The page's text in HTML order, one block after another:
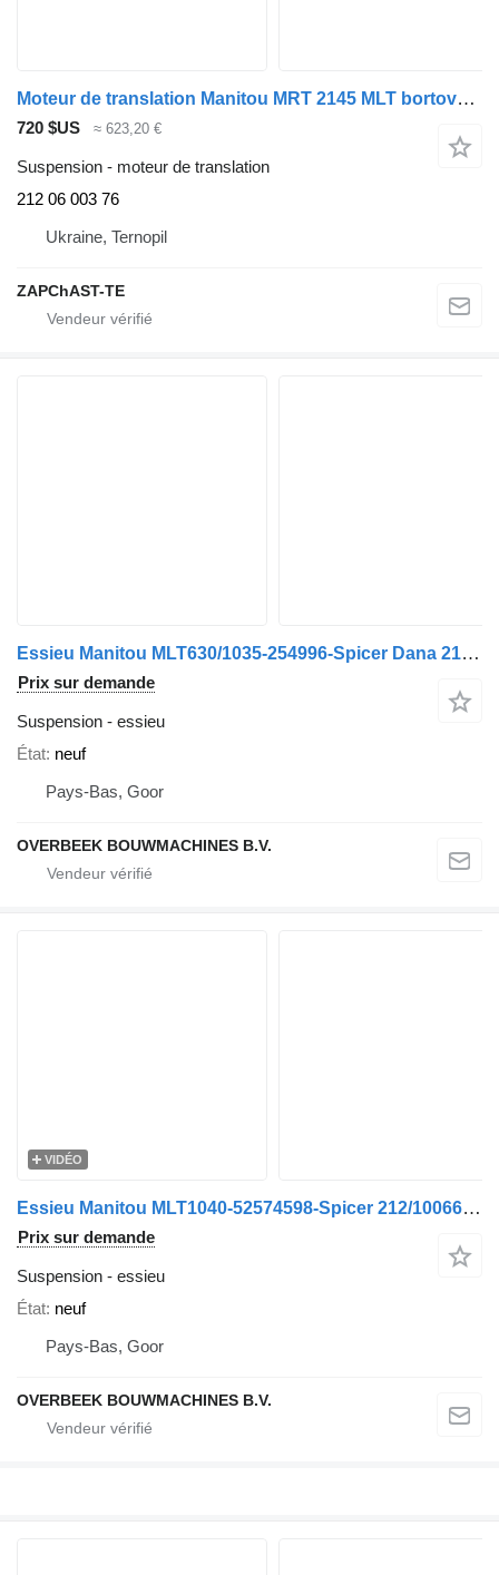
Moteur de translation Manitou MRT 2145 MLT bortova 212 06 003 76 pour camion
720 $US ≈ 623,20 €
Suspension - moteur de translation
212 06 003 76
Ukraine, Ternopil
ZAPChAST-TE
Essieu Manitou MLT630/1035-254996-Spicer Dana 212/625-004- /As
Prix sur demande
Suspension - essieu
État neuf
Pays-Bas, Goor
OVERBEEK BOUWMACHINES B.V.
VIDÉO
Essieu Manitou MLT1040-52574598-Spicer 212/10066639- /Achse/As
Prix sur demande
Suspension - essieu
État neuf
Pays-Bas, Goor
OVERBEEK BOUWMACHINES B.V.